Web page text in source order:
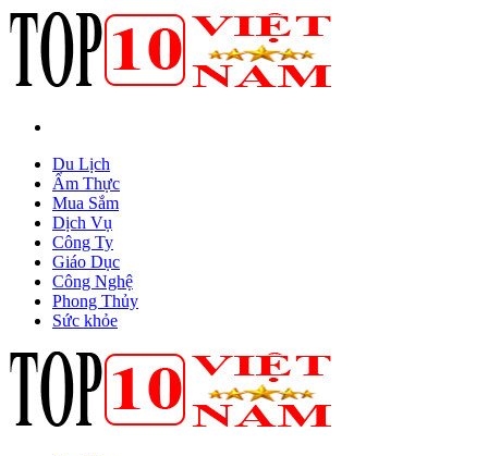
Du Lịch
Ẩm Thực
Mua Sắm
Dịch Vụ
Công Ty
Giáo Dục
Công Nghệ
Phong Thủy
Sức khỏe